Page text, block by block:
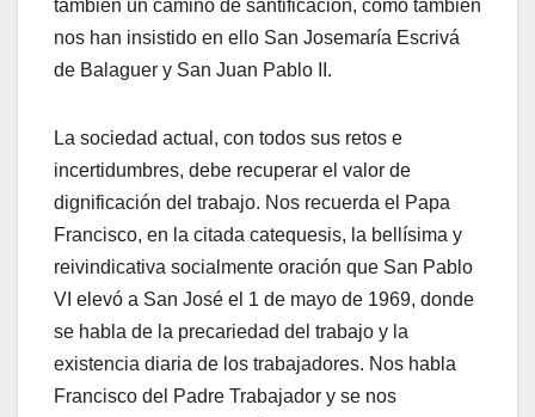
también un camino de santificación, como también
nos han insistido en ello San Josemaría Escrivá
de Balaguer y San Juan Pablo II.
La sociedad actual, con todos sus retos e
incertidumbres, debe recuperar el valor de
dignificación del trabajo. Nos recuerda el Papa
Francisco, en la citada catequesis, la bellísima y
reivindicativa socialmente oración que San Pablo
VI elevó a San José el 1 de mayo de 1969, donde
se habla de la precariedad del trabajo y la
existencia diaria de los trabajadores. Nos habla
Francisco del Padre Trabajador y se nos